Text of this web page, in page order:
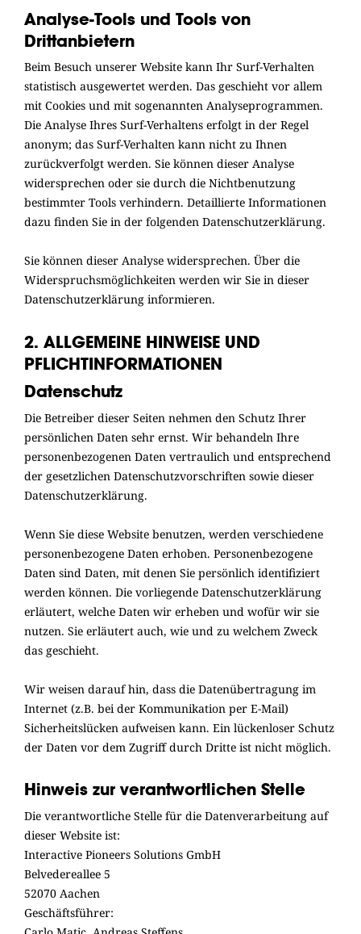
Analyse-Tools und Tools von
Drittanbietern
Beim Besuch unserer Website kann Ihr Surf-Verhalten
statistisch ausgewertet werden. Das geschieht vor allem
mit Cookies und mit sogenannten Analyseprogrammen.
Die Analyse Ihres Surf-Verhaltens erfolgt in der Regel
anonym; das Surf-Verhalten kann nicht zu Ihnen
zurückverfolgt werden. Sie können dieser Analyse
widersprechen oder sie durch die Nichtbenutzung
bestimmter Tools verhindern. Detaillierte Informationen
dazu finden Sie in der folgenden Datenschutzerklärung.
Sie können dieser Analyse widersprechen. Über die
Widerspruchsmöglichkeiten werden wir Sie in dieser
Datenschutzerklärung informieren.
2. ALLGEMEINE HINWEISE UND
PFLICHTINFORMATIONEN
Datenschutz
Die Betreiber dieser Seiten nehmen den Schutz Ihrer
persönlichen Daten sehr ernst. Wir behandeln Ihre
personenbezogenen Daten vertraulich und entsprechend
der gesetzlichen Datenschutzvorschriften sowie dieser
Datenschutzerklärung.
Wenn Sie diese Website benutzen, werden verschiedene
personenbezogene Daten erhoben. Personenbezogene
Daten sind Daten, mit denen Sie persönlich identifiziert
werden können. Die vorliegende Datenschutzerklärung
erläutert, welche Daten wir erheben und wofür wir sie
nutzen. Sie erläutert auch, wie und zu welchem Zweck
das geschieht.
Wir weisen darauf hin, dass die Datenübertragung im
Internet (z.B. bei der Kommunikation per E-Mail)
Sicherheitslücken aufweisen kann. Ein lückenloser Schutz
der Daten vor dem Zugriff durch Dritte ist nicht möglich.
Hinweis zur verantwortlichen Stelle
Die verantwortliche Stelle für die Datenverarbeitung auf
dieser Website ist:
Interactive Pioneers Solutions GmbH
Belvedereallee 5
52070 Aachen
Geschäftsführer: